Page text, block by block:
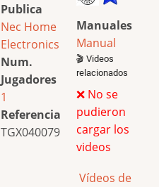
Publica
Nec Home
Electronics
Num.
Jugadores
1
Referencia
TGX040079
Manuales
Manual
🎬 Videos
relacionados
❌ No se
pudieron
cargar los
videos
Vídeos de